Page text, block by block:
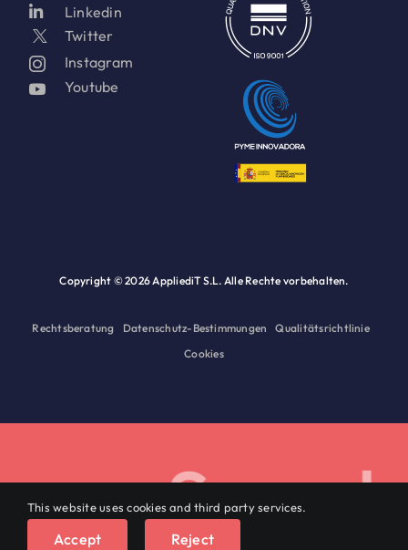
Deutsch
Linkedin
Twitter
Instagram
Youtube
Copyright ©2026 AppliediT S.L. Alle Rechte vorbehalten.
Rechtsberatung Datenschutz-Bestimmungen
Qualitätsrichtlinie
Cookies
This website uses cookies and third party services.
Accept Reject